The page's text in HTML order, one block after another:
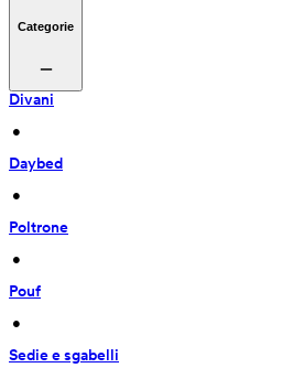
Categorie
Divani
•
Daybed
•
Poltrone
•
Pouf
•
Sedie e sgabelli